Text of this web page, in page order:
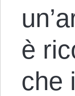
è
che